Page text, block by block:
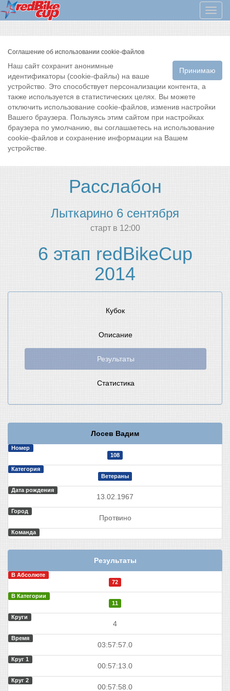
Меню
Соглашение об использовании cookie-файлов
Принимаю
Наш сайт сохранит анонимные
идентификаторы (cookie-файлы) на ваше
устройство. Это способствует персонализации контента, а
также используется в статистических целях. Вы можете
отключить использование cookie-файлов, изменив настройки
Вашего браузера. Пользуясь этим сайтом при настройках
браузера по умолчанию, вы соглашаетесь на использование
cookie-файлов и сохранение информации на Вашем
устройстве.
Расслабон
Лыткарино 6 сентября
cтарт в 12:00
6 этап redBikeCup
2014
Кубок
Описание
Результаты
Статистика
Лосев Вадим
Номер
108
Категория
Ветераны
Дата рождения
13.02.1967
Город
Протвино
Команда
Результаты
В Абсолюте
72
В Категории
11
Круги
4
Время
03:57:57.0
Круг 1
00:57:13.0
Круг 2
00:57:58.0